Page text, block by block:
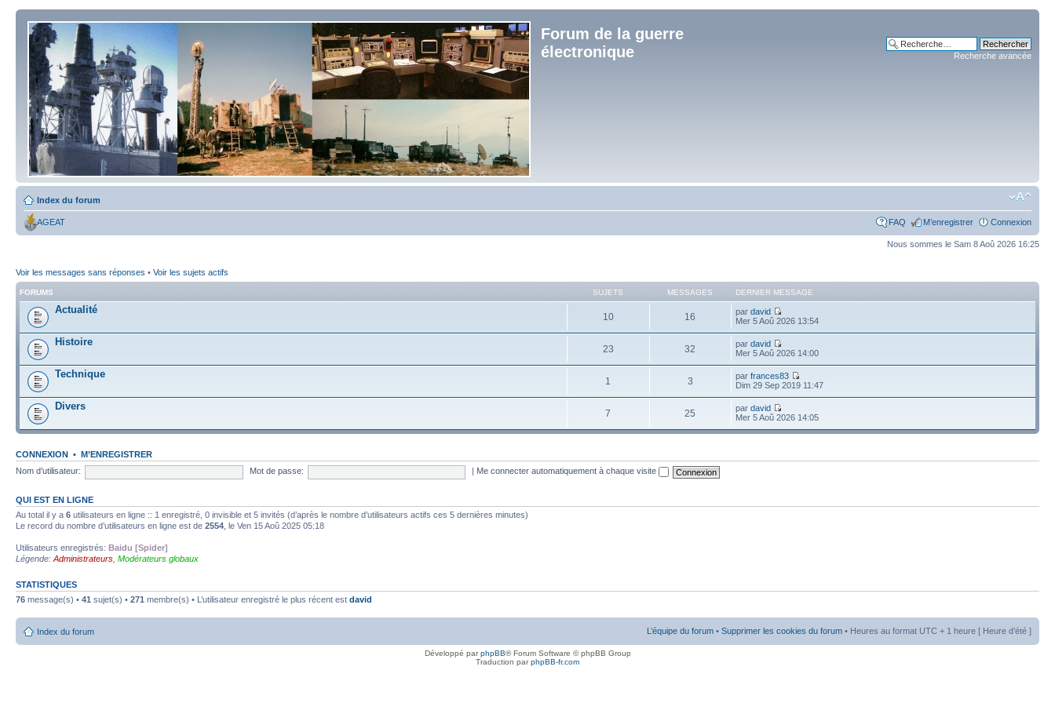
Forum de la guerre
électronique
Recherche avancée
Index du forum
AGEAT FAQ M’enregistrer Connexion
Nous sommes le Sam 8 Aoû 2026 16:25
Voir les messages sans réponses • Voir les sujets actifs
FORUMS SUJETS MESSAGES DERNIER MESSAGE
Actualité
10 16 pardavid
Mer 5 Aoû 2026 13:54
Histoire
23 32 pardavid
Mer 5 Aoû 2026 14:00
Technique
1 3 parfrances83
Dim 29 Sep 2019 11:47
Divers
7 25 pardavid
Mer 5 Aoû 2026 14:05
CONNEXION • M’ENREGISTRER
Nom d’utilisateur:
Mot de passe: Me connecter automatiquement à chaque visite
QUI EST EN LIGNE
Au total il y a 6 utilisateurs en ligne :: 1 enregistré, 0 invisible et 5 invités (d’après le nombre d’utilisateurs actifs ces 5 dernières minutes)
Le record du nombre d’utilisateurs en ligne est de 2554 , le Ven 15 Aoû 2025 05:18
Utilisateurs enregistrés: Baidu [Spider]
Légende: Administrateurs Modérateurs globaux
STATISTIQUES
76 message(s) • 41 sujet(s) • 271 membre(s) • L’utilisateur enregistré le plus récent est david
Index du forum L’équipe du forum • Supprimer les cookies du forum • Heures au format UTC + 1 heure [ Heure d’été ]
Développé parphpBB® Forum Software © phpBB Group
Traduction parphpBB-fr.com